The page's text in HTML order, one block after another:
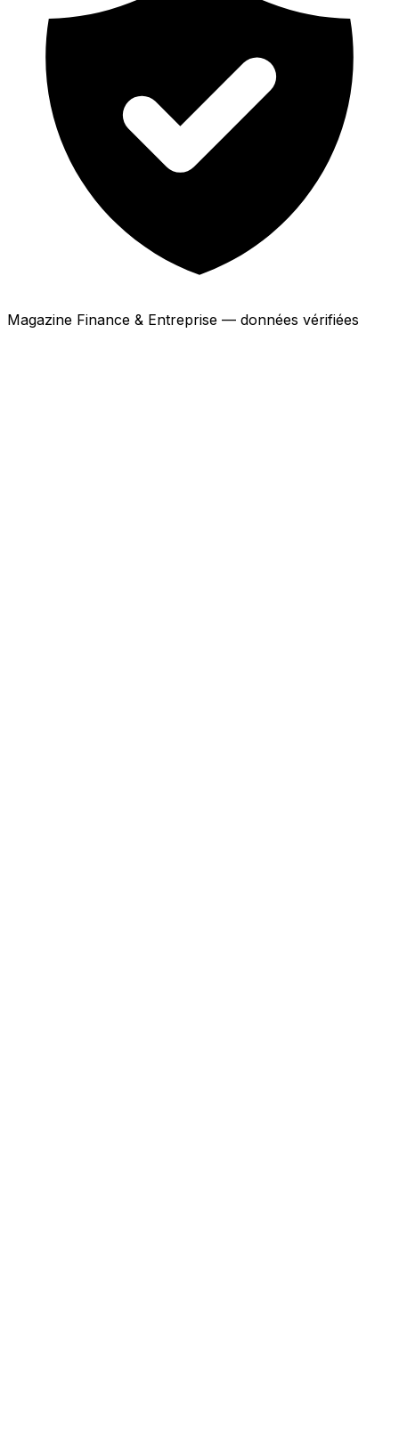
Magazine Finance & Entreprise — données vérifiées